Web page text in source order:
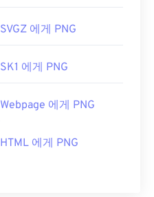
SVGZ 에게 PNG
SK1 에게 PNG
Webpage 에게 PNG
HTML 에게 PNG